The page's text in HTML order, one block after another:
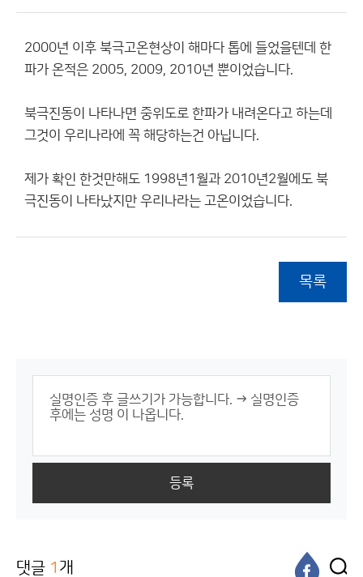
2000년 이후 북극고온현상이 해마다 톱에 들었을텐데 한
파가 온적은 2005, 2009, 2010년 뿐이었습니다.
북극진동이 나타나면 중위도로 한파가 내려온다고 하는데
그것이 우리나라에 꼭 해당하는건 아닙니다.
제가 확인 한것만해도 1998년1월과 2010년2월에도 북
극진동이 나타났지만 우리나라는 고온이었습니다.
목록
등록
댓글 1 개